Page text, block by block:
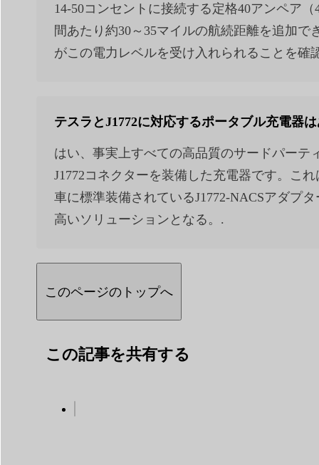
14-50コンセントに接続する定格40アンペア
間あたり約30～35マイルの航続距離を追加
がこの電力レベルを受け入れられることを確
テスラとJ1772に対応するポータブル充電器
はい、事実上すべての高品質のサードパーテ
J1772コネクターを装備した充電器です。こ
車に標準装備されているJ1772-NACSアダプ
高いソリューションとなる。.
このページのトップへ
この記事を共有する